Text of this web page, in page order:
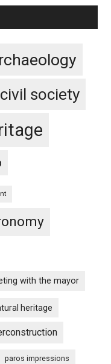
civil society
with the mayor
heritage
paros impressions